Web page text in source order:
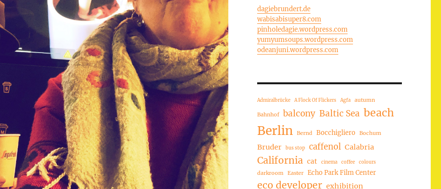
dagiebrundert.de
wabisabisuper8.com
pinholedagie.wordpress.com
yumyumsoups.wordpress.com
odeanjuni.wordpress.com
Admiralbrücke A Flock Of Flickers Agfa autumn
Bahnhof balcony Baltic Sea beach
Berlin Bernd Bocchigliero Bochum
Bruder bus stop caffenol Calabria
California cat cinema coffee colours
darkroom Easter Echo Park Film Center
eco developer exhibition